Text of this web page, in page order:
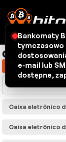
caixas
Mostrar minha
Caixa eletrônico
Caixa eletrônico
Bankomaty
tymczasowo
e-mail lub
dostępne,